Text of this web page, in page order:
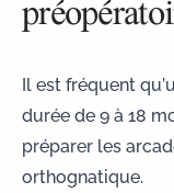
Il est fréquent
durée de 9 à 18
préparer les
orthognatique.